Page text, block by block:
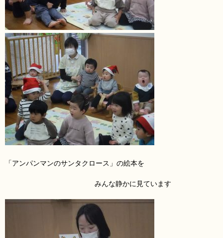
「アンパンマンのサンタクロース」の絵本を
みんな静かに見ています